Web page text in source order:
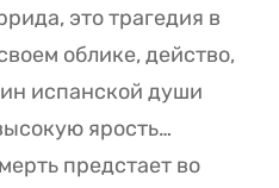
это трагедия в
облике, действо,
испанской души
ярость…
предстает во